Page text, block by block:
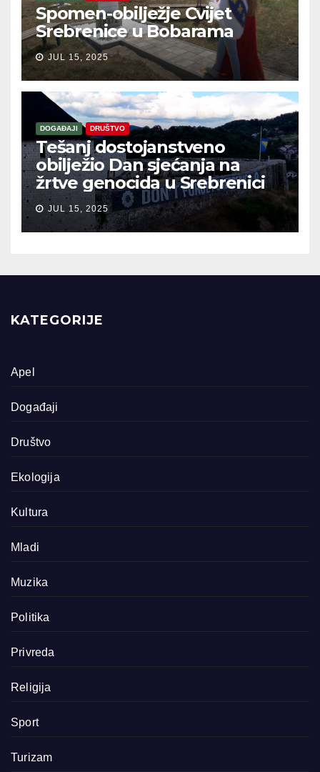
Spomen-obilježje Cvijet
Srebrenice u Bobarama
JUL 15, 2025
DOGAĐAJI DRUŠTVO
Tešanj dostojanstveno
obilježio Dan sjećanja na
žrtve genocida u Srebrenici
JUL 15, 2025
KATEGORIJE
Apel
Događaji
Društvo
Ekologija
Kultura
Mladi
Muzika
Politika
Privreda
Religija
Sport
Turizam